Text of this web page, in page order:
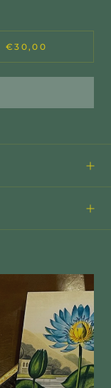
€30,00